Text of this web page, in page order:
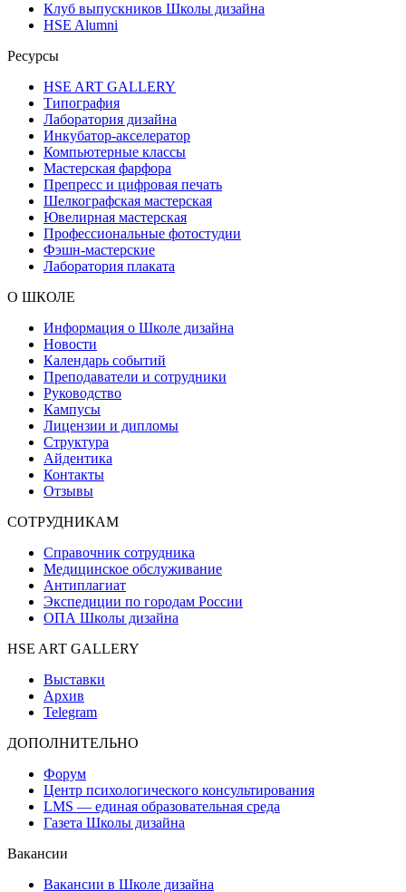
Клуб выпускников Школы дизайна
HSE Alumni
Ресурсы
HSE ART GALLERY
Типография
Лаборатория дизайна
Инкубатор-акселератор
Компьютерные классы
Мастерская фарфора
Препресс и цифровая печать
Шелкографская мастерская
Ювелирная мастерская
Профессиональные фотостудии
Фэшн-мастерские
Лаборатория плаката
О ШКОЛЕ
Информация о Школе дизайна
Новости
Календарь событий
Преподаватели и сотрудники
Руководство
Кампусы
Лицензии и дипломы
Структура
Айдентика
Контакты
Отзывы
СОТРУДНИКАМ
Справочник сотрудника
Медицинское обслуживание
Антиплагиат
Экспедиции по городам России
ОПА Школы дизайна
HSE ART GALLERY
Выставки
Архив
Telegram
ДОПОЛНИТЕЛЬНО
Форум
Центр психологического консультирования
LMS — единая образовательная среда
Газета Школы дизайна
Вакансии
Вакансии в Школе дизайна